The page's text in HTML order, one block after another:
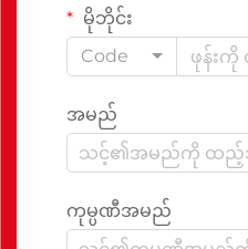
မိုဘိုင်း
Code
အမည်
ကုမ္ပဏီအမည်